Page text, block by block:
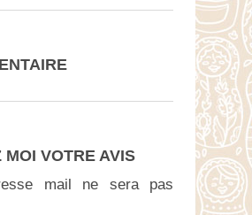
MOI VOTRE AVIS
mail ne sera pas